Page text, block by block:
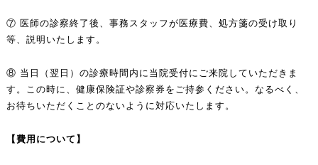
⑦ 医師の診察終了後、事務スタッフが医療費、処方箋の受け取り
等、説明いたします。
⑧ 当日（翌日）の診療時間内に当院受付にご来院していただきま
す。この時に、健康保険証や診察券をご持参ください。なるべく、
お待ちいただくことのないように対応いたします。
【費用について】